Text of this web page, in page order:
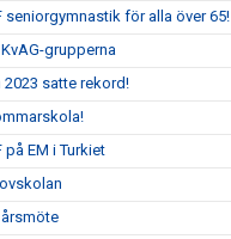
seniorgymnastik för alla över 65!
grupperna
satte rekord!
EM i Turkiet